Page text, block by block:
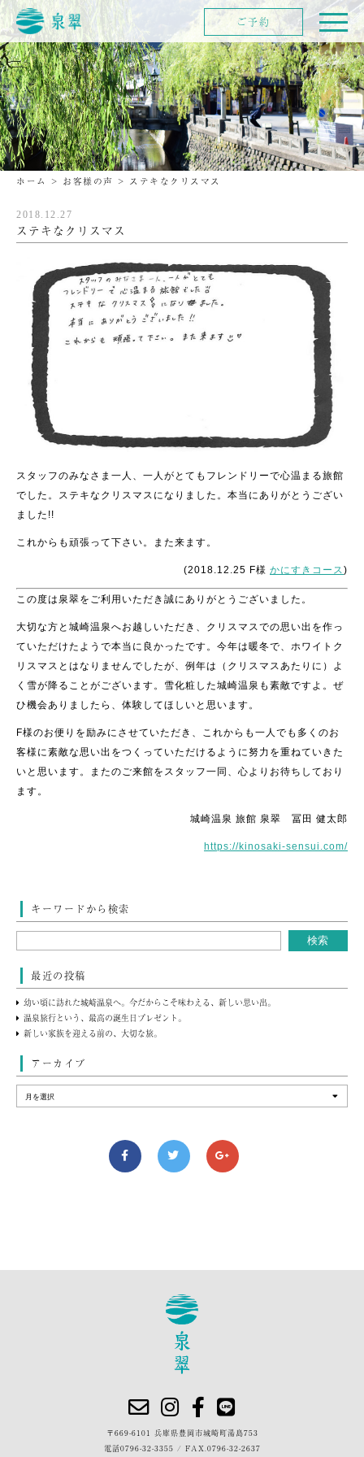
ホーム > お客様の声 > ステキなクリスマス
2018.12.27
ステキなクリスマス
スタッフのみなさま一人、一人がとてもフレンドリーで心温まる旅館
でした。ステキなクリスマスになりました。本当にありがとうござい
ました!!
これからも頑張って下さい。また来ます。
(2018.12.25 F様 かにすきコース )
この度は泉翠をご利用いただき誠にありがとうございました。
大切な方と城崎温泉へお越しいただき、クリスマスでの思い出を作っ
ていただけたようで本当に良かったです。今年は暖冬で、ホワイトク
リスマスとはなりませんでしたが、例年は（クリスマスあたりに）よ
く雪が降ることがございます。雪化粧した城崎温泉も素敵ですよ。ぜ
ひ機会ありましたら、体験してほしいと思います。
F様のお便りを励みにさせていただき、これからも一人でも多くのお
客様に素敵な思い出をつくっていただけるように努力を重ねていきた
いと思います。またのご来館をスタッフ一同、心よりお待ちしており
ます。
城崎温泉 旅館 泉翠 冨田 健太郎
https://kinosaki-sensui.com/
キーワードから検索
最近の投稿
幼い頃に訪れた城崎温泉へ。今だからこそ味わえる、新しい思い出。
温泉旅行という、最高の誕生日プレゼント。
新しい家族を迎える前の、大切な旅。
アーカイブ
ご予約
〒669-6101 兵庫県豊岡市城崎町湯島753
電話0796-32-3355 / FAX.0796-32-2637